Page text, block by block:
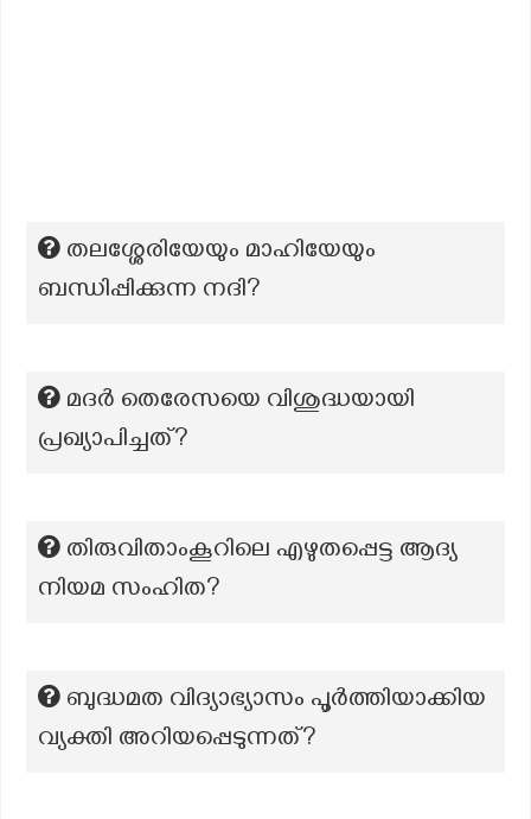
തലശ്ശേരിയേയും മാഹിയേയും
ബന്ധിപ്പിക്കുന്ന നദി?
മദർ തെരേസയെ വിശുദ്ധയായി
പ്രഖ്യാപിച്ചത്?
തിരുവിതാംകൂറിലെ എഴുതപ്പെട്ട ആദ്യ
നിയമ സംഹിത?
ബുദ്ധമത വിദ്യാഭ്യാസം പൂർത്തിയാക്കിയ
വ്യക്തി അറിയപ്പെടുന്നത്?